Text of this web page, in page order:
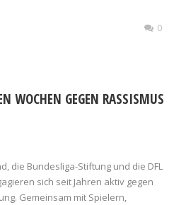
0
WOCHEN GEGEN RASSISMUS
die Bundesliga-Stiftung und die DFL
sich seit Jahren aktiv gegen
Gemeinsam mit Spielern,